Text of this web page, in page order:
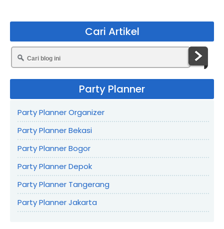
Cari Artikel
Party Planner
Party Planner Organizer
Party Planner Bekasi
Party Planner Bogor
Party Planner Depok
Party Planner Tangerang
Party Planner Jakarta